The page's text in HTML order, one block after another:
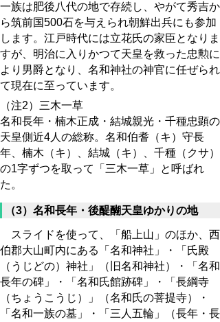
一族は肥後八代の地で存続し、やがて秀吉か
ら筑前国500石を与えられ朝鮮出兵にも参加
します。江戸時代には立花氏の家臣となりま
すが、明治に入りかつて天皇を救った忠勲に
より男爵となり、名和神社の神官に任ぜられ
て現在に至っています。
（注2）三木一草
名和長年・楠木正成・結城親光・千種忠顕の
天皇側近4人の総称。名和伯耆（キ）守長
年、楠木（キ）、結城（キ）、千種（クサ）
の1字ずつを取って「三木一草」と呼ばれ
た。
（3）名和長年・後醍醐天皇ゆかりの地
スライドを使って、「船上山」のほか、西
伯郡大山町内にある「名和神社」・「氏殿
（うじどの）神社」（旧名和神社）・「名和
長年の碑」・「名和氏館跡碑」・「長綱寺
（ちょうこうじ）」（名和氏の菩提寺）・
「名和一族の墓」・「三人五輪」（長年・長